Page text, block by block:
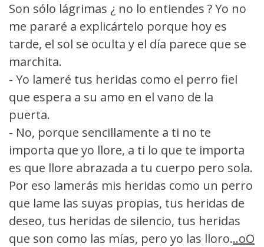
Son sólo lágrimas ¿ no lo entiendes ? Yo no
me pararé a explicártelo porque hoy es
tarde, el sol se oculta y el día parece que se
marchita.
- Yo lameré tus heridas como el perro fiel
que espera a su amo en el vano de la
puerta.
- No, porque sencillamente a ti no te
importa que yo llore, a ti lo que te importa
es que llore abrazada a tu cuerpo pero sola.
Por eso lamerás mis heridas como un perro
que lame las suyas propias, tus heridas de
deseo, tus heridas de silencio, tus heridas
que son como las mías, pero yo las lloro...oO